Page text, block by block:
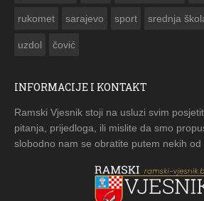
rukomet sarajevo sport srednja
uzdol čović
INFORMACIJE I KONTAKT
Ramski Vjesnik stoji na usluzi svim
pitanja, prijedloga, ili mislite da smo
slobodno nam se obratite putem nekih od